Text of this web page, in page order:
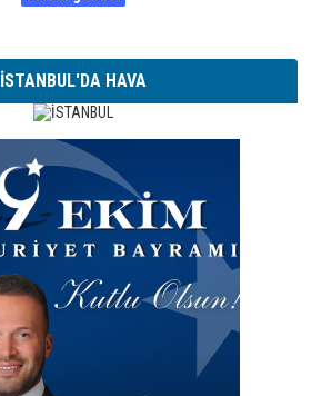
İSTANBUL'DA HAVA